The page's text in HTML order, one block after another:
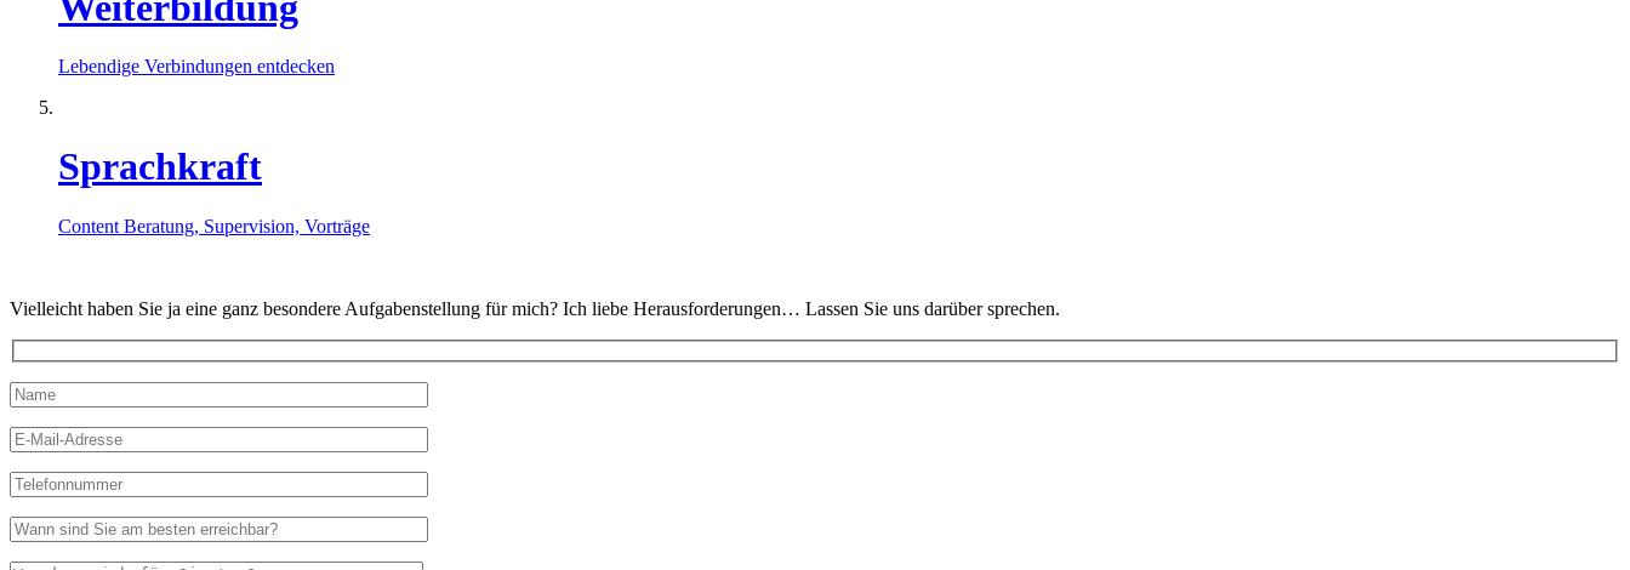
Lebendige Verbindungen entdecken
Sprachkraft
Content Beratung, Supervision, Vorträge
Vielleicht haben Sie ja eine ganz besondere Aufgabenstellung für mich? Ich liebe Herausforderungen… Lassen Sie uns darüber sprechen.